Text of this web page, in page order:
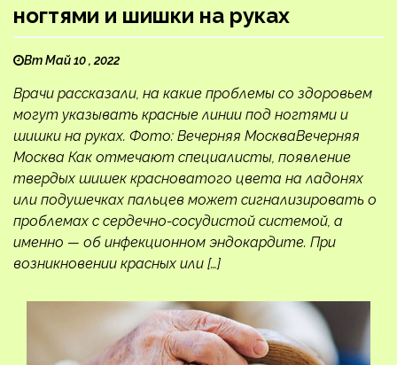
ногтями и шишки на руках
Вт Май 10 , 2022
Врачи рассказали, на какие проблемы со здоровьем
могут указывать красные линии под ногтями и
шишки на руках. Фото: Вечерняя МоскваВечерняя
Москва Как отмечают специалисты, появление
твердых шишек красноватого цвета на ладонях
или подушечках пальцев может сигнализировать о
проблемах с сердечно-сосудистой системой, а
именно — об инфекционном эндокардите. При
возникновении красных или […]